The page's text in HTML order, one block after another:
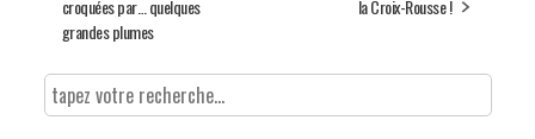
croquées par… quelques
grandes plumes
la Croix-Rousse !